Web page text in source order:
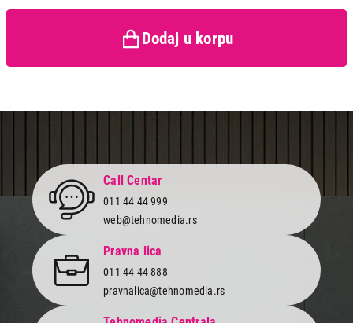
kupaca po osnovu zakona o
Dodaj u korpu
Završi kupovinu
Call Centar
011 44 44 999
web@tehnomedia.rs
Pravna lica
011 44 44 888
pravnalica@tehnomedia.rs